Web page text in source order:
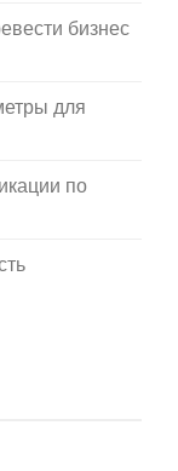
бизнес
для
по